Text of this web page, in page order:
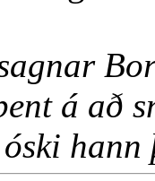
á að
hann